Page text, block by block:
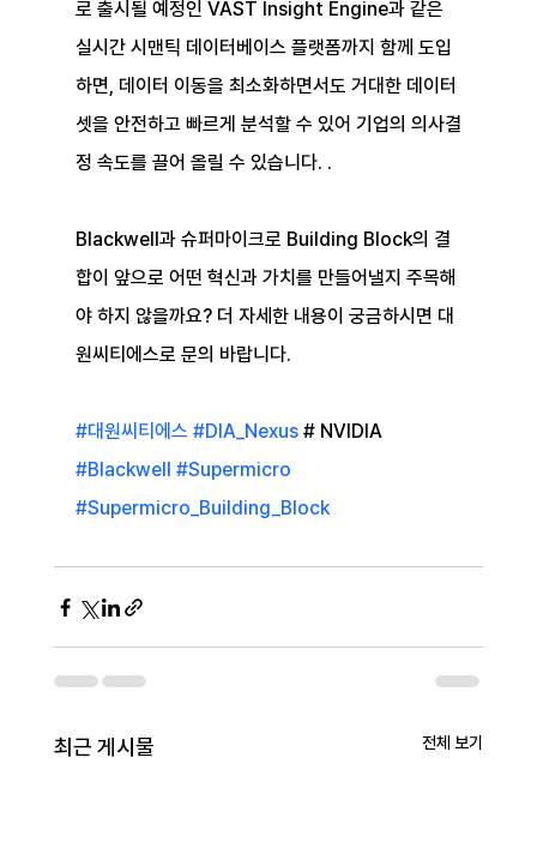
로 출시될 예정인 VAST Insight Engine과 같은
실시간 시맨틱 데이터베이스 플랫폼까지 함께 도입
하면, 데이터 이동을 최소화하면서도 거대한 데이터
셋을 안전하고 빠르게 분석할 수 있어 기업의 의사결
정 속도를 끌어 올릴 수 있습니다. .
Blackwell과 슈퍼마이크로 Building Block의 결
합이 앞으로 어떤 혁신과 가치를 만들어낼지 주목해
야 하지 않을까요? 더 자세한 내용이 궁금하시면 대
원씨티에스로 문의 바랍니다.
#대원씨티에스 #DIA_Nexus # NVIDIA
#Blackwell
#Supermicro
#Supermicro_Building_Block
최근 게시물 전체 보기